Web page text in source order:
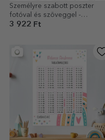
Személyre szabott poszter
fotóval és szöveggel -
Magazin borító
3 922 Ft